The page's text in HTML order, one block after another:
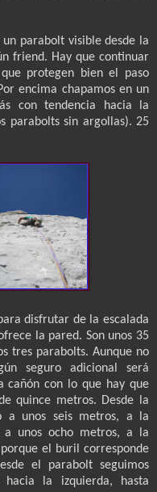
parabolt visible desde la
friend. Hay que continuar
protegen bien el paso
encima chapamos en un
con tendencia hacia la
parabolts sin argollas). 25
disfrutar de la escalada
la pared. Son unos 35
tres parabolts. Aunque no
seguro adicional será
cañón con lo que hay que
quince metros. Desde la
a unos seis metros, a la
unos ocho metros, a la
el buril corresponde
el parabolt seguimos
hacia la izquierda, hasta